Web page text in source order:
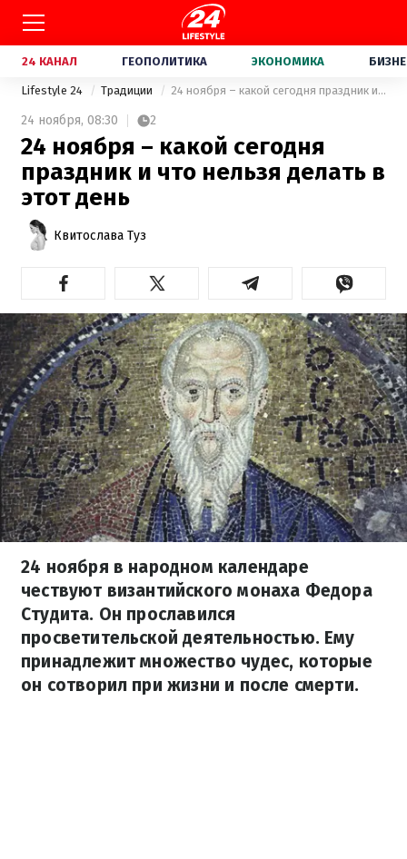
24 КАНАЛ ГЕОПОЛИТИКА ЭКОНОМИКА
Lifestyle 24 Традиции 24 ноября – какой сегодня праздник и что нельзя делать в этот день
24 ноября, 08:30 2
24 ноября – какой сегодня
праздник и что нельзя делать в
этот день
Квитослава Туз
24 ноября в народном календаре
чествуют византийского монаха Федора
Студита. Он прославился
просветительской деятельностью. Ему
принадлежит множество чудес, которые
он сотворил при жизни и после смерти.